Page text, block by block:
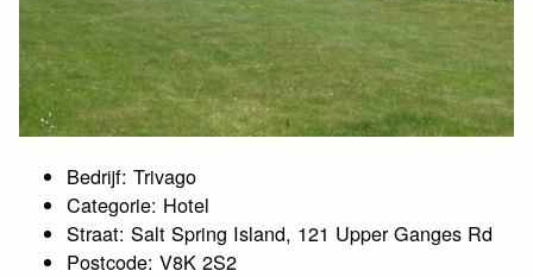
Bedrijf: Trivago
Categorie: Hotel
Straat: Salt Spring Island, 121 Upper Ganges Rd
Postcode: V8K 2S2